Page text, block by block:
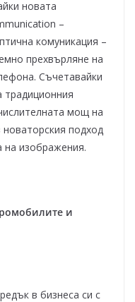
новата
–
комуникация –
прехвърляне на
Съчетавайки
мощ на
подход
на изображения.
и
в бизнеса си с